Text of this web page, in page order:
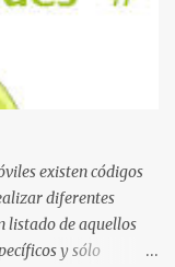
ha probado en iOS y
provocar que se
bloquear WhatsApp
de la misma sería
con quien
si este mensaje se
WhatsApp
existen códigos
diferentes
listado de aquellos
y sólo